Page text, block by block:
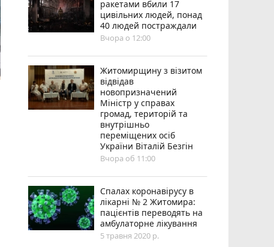
ракетами вбили 17
цивільних людей, понад
40 людей постраждали
Вчора о 12:00
Житомирщину з візитом
відвідав
новопризначений
Міністр у справах
громад, територій та
внутрішньо
переміщених осіб
України Віталій Безгін
Вчора об 11:00
Спалах коронавірусу в
лікарні № 2 Житомира:
пацієнтів переводять на
амбулаторне лікування
5 травня 2020 р.